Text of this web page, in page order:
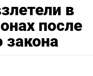
в
после
закона